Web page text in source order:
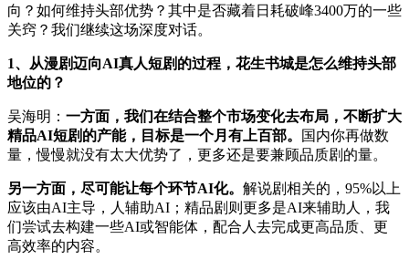
向？如何维持头部优势？其中是否藏着日耗破峰3400万的一些
关窍？我们继续这场深度对话。
1、从漫剧迈向AI真人短剧的过程，花生书城是怎么维持头部
地位的？
吴海明： 一方面，我们在结合整个市场变化去布局，不断扩大
精品AI短剧的产能，目标是一个月有上百部。
国内你再做数
量，慢慢就没有太大优势了，更多还是要兼顾品质剧的量。
另一方面，尽可能让每个环节AI化。 解说剧相关的，95%以上
应该由AI主导，人辅助AI；精品剧则更多是AI来辅助人，我
们尝试去构建一些AI或智能体，配合人去完成更高品质、更
高效率的内容。